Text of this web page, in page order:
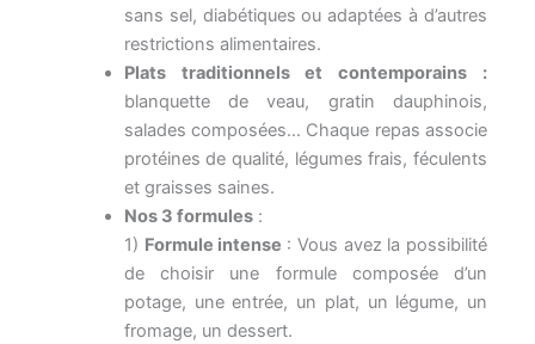
sans sel, diabétiques ou adaptées à d’autres
restrictions alimentaires.
Plats traditionnels et contemporains :
blanquette de veau, gratin dauphinois,
salades composées… Chaque repas associe
protéines de qualité, légumes frais, féculents
et graisses saines.
Nos 3 formules:
1) Formule intense : Vous avez la possibilité
de choisir une formule composée d’un
potage, une entrée, un plat, un légume, un
fromage, un dessert.